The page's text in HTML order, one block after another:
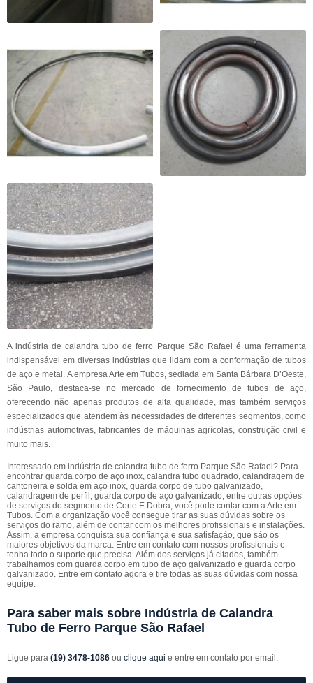
A indústria de calandra tubo de ferro Parque São Rafael é uma ferramenta
indispensável em diversas indústrias que lidam com a conformação de tubos
de aço e metal. A empresa Arte em Tubos, sediada em Santa Bárbara D’Oeste,
São Paulo, destaca-se no mercado de fornecimento de tubos de aço,
oferecendo não apenas produtos de alta qualidade, mas também serviços
especializados que atendem às necessidades de diferentes segmentos, como
indústrias automotivas, fabricantes de máquinas agrícolas, construção civil e
muito mais.
Interessado em indústria de calandra tubo de ferro Parque São Rafael? Para
encontrar guarda corpo de aço inox, calandra tubo quadrado, calandragem de
cantoneira e solda em aço inox, guarda corpo de tubo galvanizado,
calandragem de perfil, guarda corpo de aço galvanizado, entre outras opções
de serviços do segmento de Corte E Dobra, você pode contar com a Arte em
Tubos. Com a organização você consegue tirar as suas dúvidas sobre os
serviços do ramo, além de contar com os melhores profissionais e instalações.
Assim, a empresa conquista sua confiança e sua satisfação, que são os
maiores objetivos da marca. Entre em contato com nossos profissionais e
tenha todo o suporte que precisa. Além dos serviços já citados, também
trabalhamos com guarda corpo em tubo de aço galvanizado e guarda corpo
galvanizado. Entre em contato agora e tire todas as suas dúvidas com nossa
equipe.
Para saber mais sobre Indústria de Calandra
Tubo de Ferro Parque São Rafael
Ligue para (19) 3478-1086 ou clique aqui e entre em contato por email.